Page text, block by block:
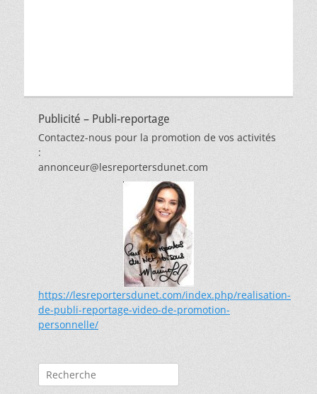
Publicité – Publi-reportage
Contactez-nous pour la promotion de vos activités
:
annonceur@lesreportersdunet.com
https://lesreportersdunet.com/index.php/realisation-
de-publi-reportage-video-de-promotion-
personnelle/
Rechercher :